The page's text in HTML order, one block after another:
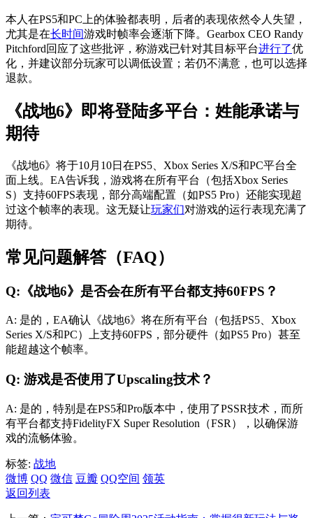
本人在PS5和PC上的体验都表明，后者的表现依然令人失望，
尤其是在长时间游戏时帧率会逐渐下降。Gearbox CEO Randy
Pitchford回应了这些批评，称游戏已针对其目标平台进行了优
化，并建议部分玩家可以调低设置；若仍不满意，也可以选择
退款。
《战地6》即将登陆多平台：姓能承诺与
期待
《战地6》将于10月10日在PS5、Xbox Series X/S和PC平台全
面上线。EA告诉我，游戏将在所有平台（包括Xbox Series
S）支持60FPS表现，部分高端配置（如PS5 Pro）还能实现超
过这个帧率的表现。这无疑让玩家们对游戏的运行表现充满了
期待。
常见问题解答（FAQ）
Q:《战地6》是否会在所有平台都支持60FPS？
A: 是的，EA确认《战地6》将在所有平台（包括PS5、Xbox
Series X/S和PC）上支持60FPS，部分硬件（如PS5 Pro）甚至
能超越这个帧率。
Q: 游戏是否使用了Upscaling技术？
A: 是的，特别是在PS5和Pro版本中，使用了PSSR技术，而所
有平台都支持FidelityFX Super Resolution（FSR），以确保游
戏的流畅体验。
标签: 战地
微博 QQ 微信 豆瓣 QQ空间 领英
返回列表